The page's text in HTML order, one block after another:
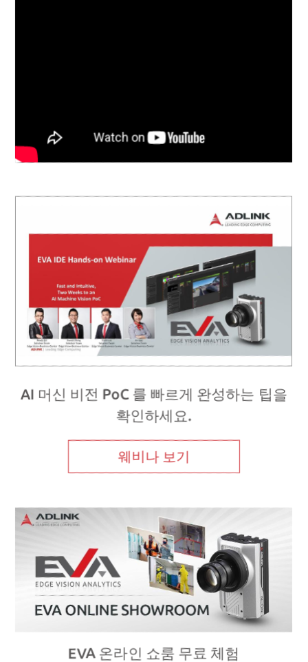
AI 머신 비전 PoC 를 빠르게 완성하는 팁을
확인하세요.
웨비나 보기
EVA 온라인 쇼룸 무료 체험